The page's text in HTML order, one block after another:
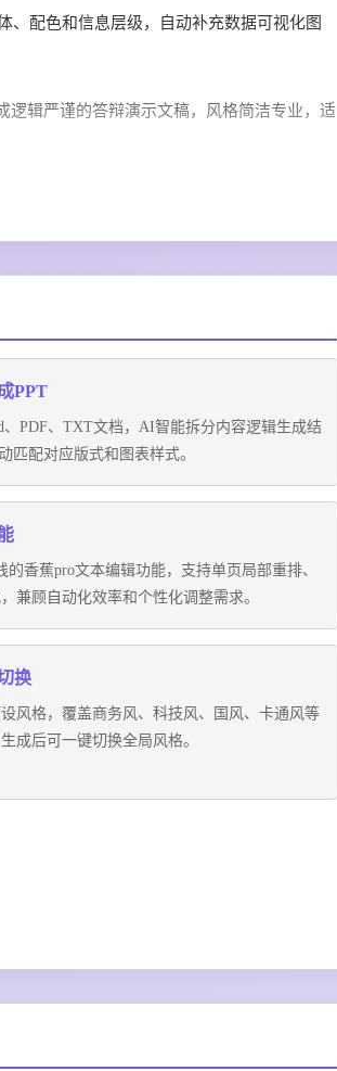
、配色和信息层级，自动补充数据可视化图
逻辑严谨的答辩演示文稿，风格简洁专业，适
教学PPT，还支持插入动画交互效果，提升
PPT
、PDF、TXT文档，AI智能拆分内容逻辑生成结
匹配对应版式和图表样式。
的香蕉pro文本编辑功能，支持单页局部重排、
兼顾自动化效率和个性化调整需求。
换
风格，覆盖商务风、科技风、国风、卡通风等
成后可一键切换全局风格。